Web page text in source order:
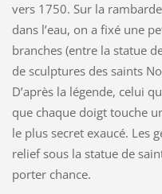
vers 1750. Sur la
dans l’eau, on a fixé une
branches (entre la statue
de sculptures des saints
D’après la légende, celui
que chaque doigt touche
le plus secret exaucé. Les
relief sous la statue de
porter chance.